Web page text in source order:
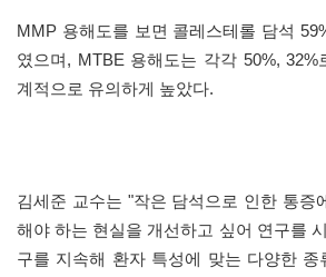
MMP 용해도를 보면 콜레스테롤 담석
였으며, MTBE 용해도는 각각 50%,
계적으로 유의하게 높았다.
김세준 교수는 "작은 담석으로 인한 통증
해야 하는 현실을 개선하고 싶어 연구를
구를 지속해 환자 특성에 맞는 다양한 종